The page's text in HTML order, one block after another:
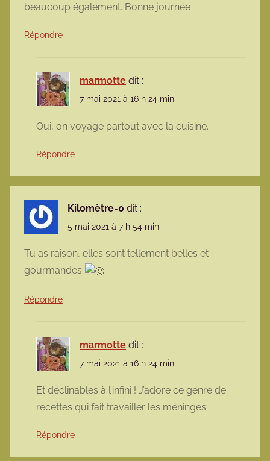
beaucoup également. Bonne journée
Répondre
marmotte dit :
7 mai 2021 à 16 h 24 min
Oui, on voyage partout avec la cuisine.
Répondre
Kilomètre-0 dit :
5 mai 2021 à 7 h 54 min
Tu as raison, elles sont tellement belles et
gourmandes
Répondre
marmotte dit :
7 mai 2021 à 16 h 24 min
Et déclinables à l’infini ! J’adore ce genre de
recettes qui fait travailler les méninges.
Répondre